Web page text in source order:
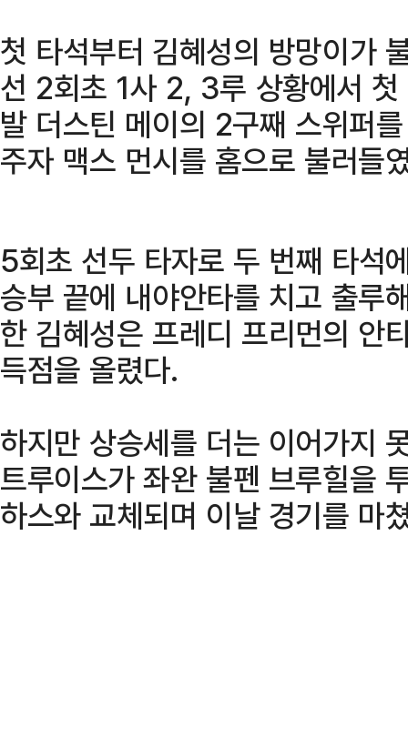
첫 타석부터 김혜성의 방망이가
선 2회초 1사 2, 3루 상황에서
발 더스틴 메이의 2구째 스위퍼
주자 맥스 먼시를 홈으로 불러들
5회초 선두 타자로 두 번째 타석
승부 끝에 내야안타를 치고 출루
한 김혜성은 프레디 프리먼의
득점을 올렸다.
하지만 상승세를 더는 이어가지
트루이스가 좌완 불펜 브루힐을
하스와 교체되며 이날 경기를 마